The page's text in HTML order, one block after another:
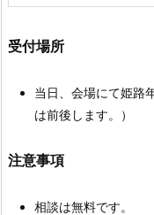
受付場所
当日、会場にて姫路
は前後します。）
注意事項
相談は無料です。